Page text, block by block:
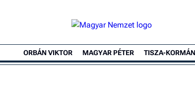
ORBÁN VIKTOR MAGYAR PÉTER TISZA-